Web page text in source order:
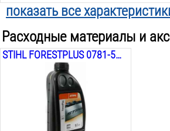
Масляный бак объём:
Размещение двигателя:
Шаг цепи:
Ширина паза шины:
Количество звеньев цепи:
Регулируемый маслонасос:
показать все
Расходные материалы и
STIHL FORESTPLUS 0781-516-6001, 1Л